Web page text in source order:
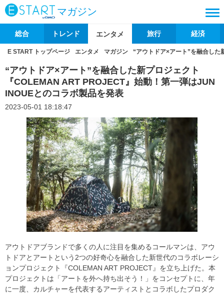
マガジン
総合 トレンド エンタメ 旅行 経済
E START トップページ エンタメ マガジン “アウトドア×アート”を融合し
“アウトドア×アート”を融合した新プロジェクト
『COLEMAN ART PROJECT』始動！第一弾はJUN
INOUEとのコラボ製品を発表
2023-05-01 18:18:47
アウトドアブランドで多くの人に注目を集めるコールマンは、アウ
トドアとアートという2つの好奇心を融合した新世代のコラボレーシ
ョンプロジェクト『COLEMAN ART PROJECT』を立ち上げた。本
プロジェクトは「アートを外へ持ち出そう！」をコンセプトに、年
に一度、カルチャーを代表するアーティストとコラボしたプロダク